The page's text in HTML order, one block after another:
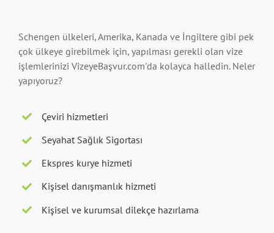
Schengen ülkeleri, Amerika, Kanada ve İngiltere gibi pek
çok ülkeye girebilmek için, yapılması gerekli olan vize
işlemlerinizi VizeyeBaşvur.com'da kolayca halledin. Neler
yapıyoruz?
Çeviri hizmetleri
Seyahat Sağlık Sigortası
Ekspres kurye hizmeti
Kişisel danışmanlık hizmeti
Kişisel ve kurumsal dilekçe hazırlama